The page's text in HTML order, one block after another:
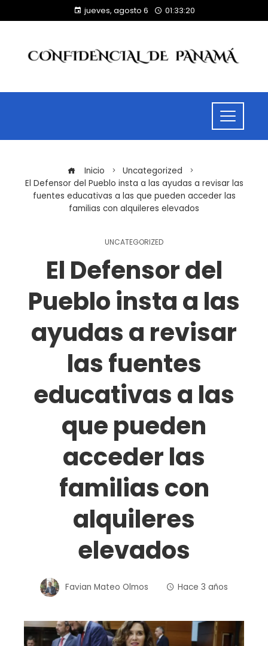
jueves, agosto 6 01:33:21
Inicio
Uncategorized
El Defensor del Pueblo insta a las ayudas a revisar las
fuentes educativas a las que pueden acceder las
familias con alquileres elevados
UNCATEGORIZED
El Defensor del
Pueblo insta a las
ayudas a revisar
las fuentes
educativas a las
que pueden
acceder las
familias con
alquileres
elevados
Favian Mateo Olmos Hace 3 años